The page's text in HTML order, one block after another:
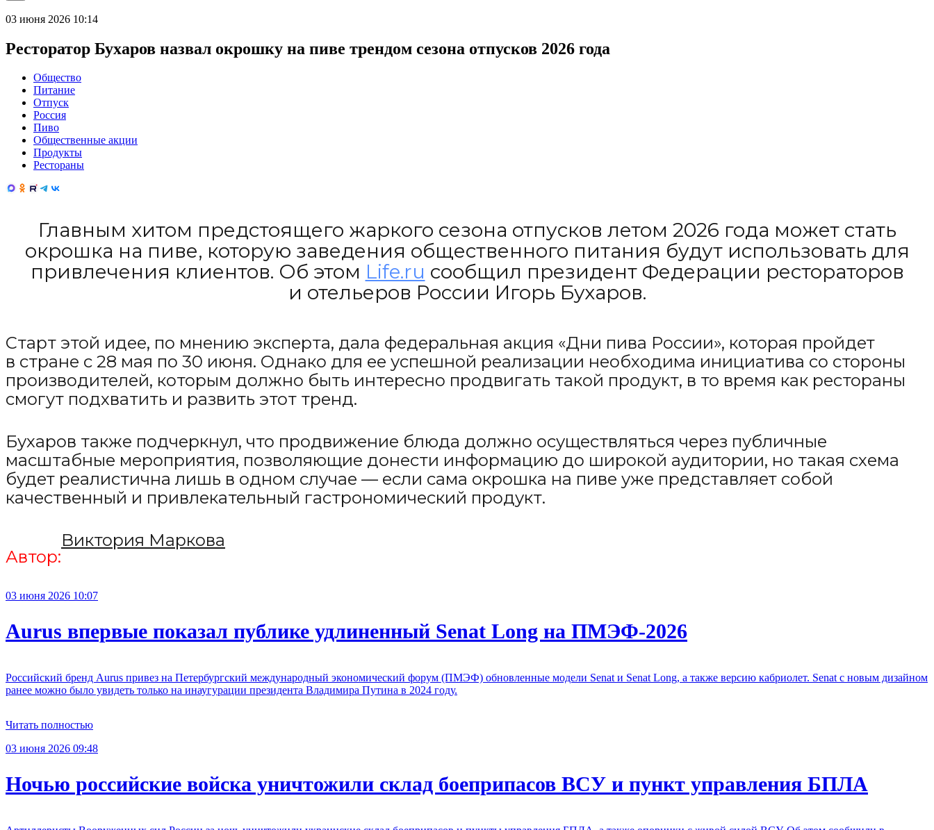
03 июня 2026 10:14
Ресторатор Бухаров назвал окрошку на пиве трендом сезона отпусков 2026 года
Общество
Питание
Отпуск
Россия
Пиво
Общественные акции
Продукты
Рестораны
Главным хитом предстоящего жаркого сезона отпусков летом 2026 года может стать
окрошка на пиве, которую заведения общественного питания будут использовать для
привлечения клиентов. Об этом Life.ru сообщил президент Федерации рестораторов
и отельеров России Игорь Бухаров.
Старт этой идее, по мнению эксперта, дала федеральная акция «Дни пива России», которая пройдет
в стране с 28 мая по 30 июня. Однако для ее успешной реализации необходима инициатива со стороны
производителей, которым должно быть интересно продвигать такой продукт, в то время как рестораны
смогут подхватить и развить этот тренд.
Бухаров также подчеркнул, что продвижение блюда должно осуществляться через публичные
масштабные мероприятия, позволяющие донести информацию до широкой аудитории, но такая схема
будет реалистична лишь в одном случае — если сама окрошка на пиве уже представляет собой
качественный и привлекательный гастрономический продукт.
Автор:
Виктория Маркова
03 июня 2026 10:07
Aurus впервые показал публике удлиненный Senat Long на ПМЭФ-2026
Российский бренд Aurus привез на Петербургский международный экономический форум (ПМЭФ) обновленные модели Senat и Senat Long, а также версию кабриолет. Senat с новым дизайном
ранее можно было увидеть только на инаугурации президента Владимира Путина в 2024 году.
Читать полностью
03 июня 2026 09:48
Ночью российские войска уничтожили склад боеприпасов ВСУ и пункт управления БПЛА